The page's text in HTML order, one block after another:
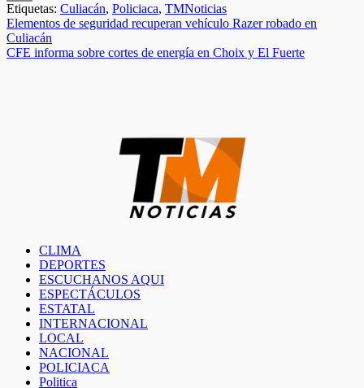
Email
Etiquetas: Culiacán, Policiaca, TMNoticias
Navegación
de
Elementos de seguridad recuperan vehículo Razer robado en
Culiacán
CFE informa sobre cortes de energía en Choix y El Fuerte
CLIMA
DEPORTES
ESCUCHANOS AQUI
ESPECTÁCULOS
ESTATAL
INTERNACIONAL
LOCAL
NACIONAL
POLICIACA
Politica